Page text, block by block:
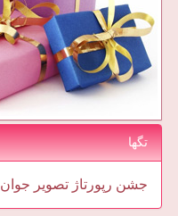
تگها
جشن رپورتاژ تصویر جوان